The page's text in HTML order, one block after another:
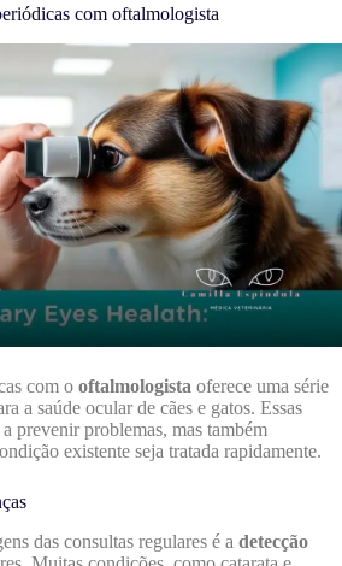
com oftalmologista
com o oftalmologista oferece uma série
a saúde ocular de cães e gatos. Essas
prevenir problemas, mas também
existente seja tratada rapidamente.
das consultas regulares é a detecção